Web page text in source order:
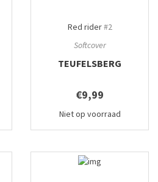
Red rider#2
Softcover
TEUFELSBERG
€9,99
Niet op voorraad